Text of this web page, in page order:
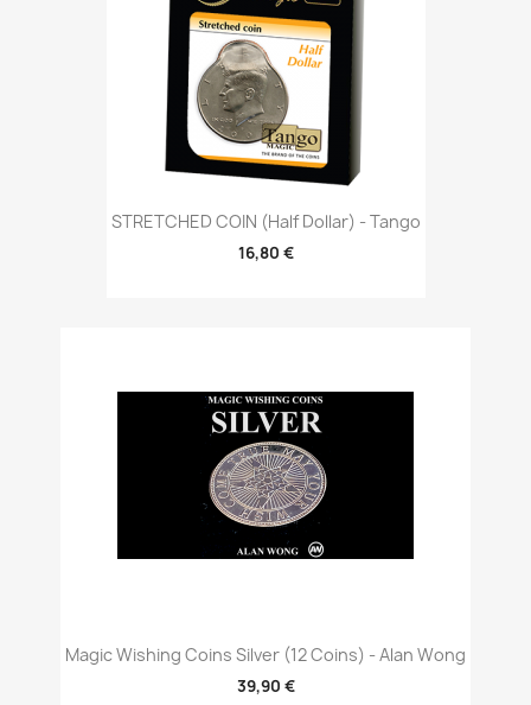
STRETCHED COIN (Half Dollar) - Tango
16,80 €
Magic Wishing Coins Silver (12 Coins) - Alan Wong
39,90 €